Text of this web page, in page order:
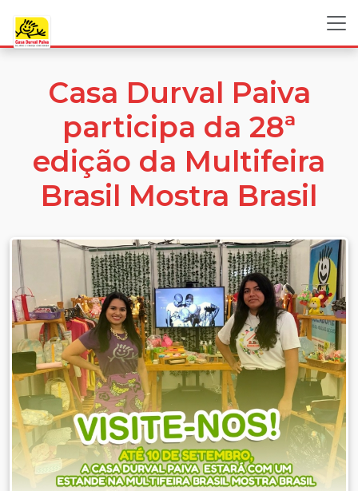
Casa Durval Paiva
participa da 28ª
edição da Multifeira
Brasil Mostra Brasil